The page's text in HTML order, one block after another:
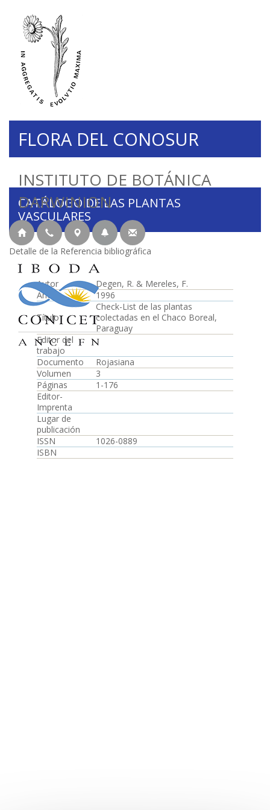
INSTITUTO DE BOTÁNICA
DARWINION
FLORA DEL CONOSUR
CATÁLOGO DE LAS PLANTAS
VASCULARES
Detalle de la Referencia bibliográfica
Autor
Degen, R. & Mereles, F.
Año
1996
Título
Check-List de las plantas
colectadas en el Chaco Boreal,
Paraguay
Editor del
trabajo
Documento
Rojasiana
Volumen
3
Páginas
1-176
Editor-
Imprenta
Lugar de
publicación
ISSN
1026-0889
ISBN